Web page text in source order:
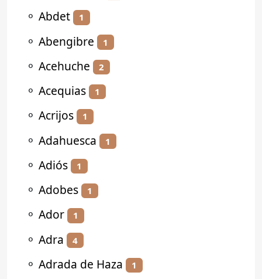
⚬ Abdet 1
⚬ Abengibre 1
⚬ Acehuche 2
⚬ Acequias 1
⚬ Acrijos 1
⚬ Adahuesca 1
⚬ Adiós 1
⚬ Adobes 1
⚬ Ador 1
⚬ Adra 4
⚬ Adrada de Haza 1